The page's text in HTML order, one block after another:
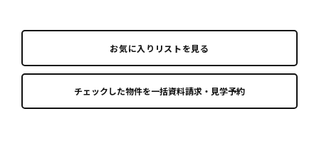
お気に入りリストを見る